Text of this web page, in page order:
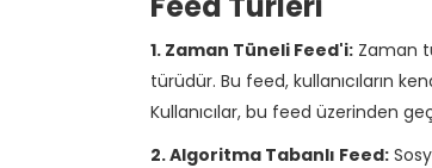
1. Zaman Tüneli Feed'i:Zaman
türüdür. Bu feed, kullanıcıların
Kullanıcılar, bu feed üzerinden
2. Algoritma Tabanlı Feed: